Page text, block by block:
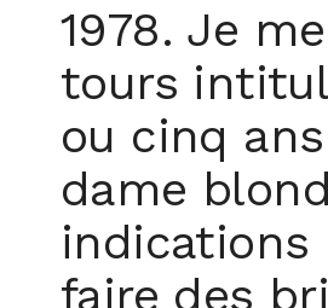
1978. Je
tours
ou cinq
dame
indications
faire des